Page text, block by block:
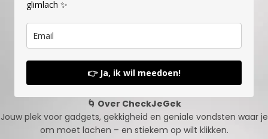
glimlach ✨
👉 Ja, ik wil meedoen!
🌀 Over CheckJeGek
Jouw plek voor gadgets, gekkigheid en geniale vondsten waar je
om moet lachen – en stiekem op wilt klikken.